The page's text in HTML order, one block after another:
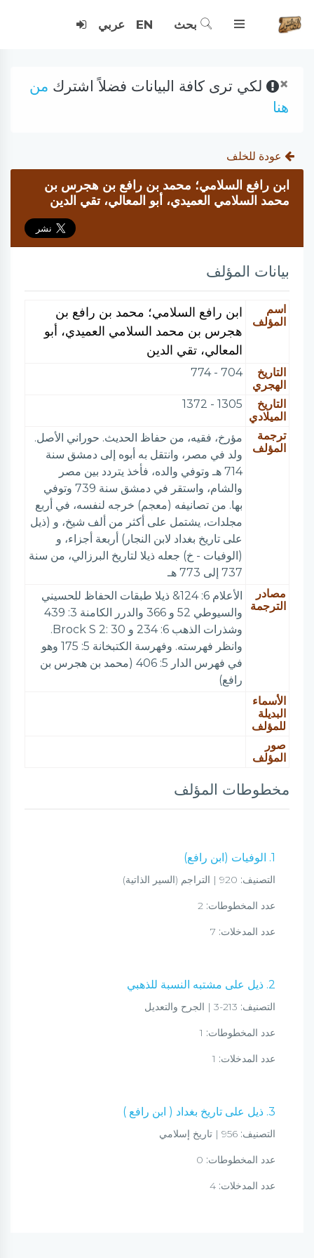
بحث EN عربي
× لكي ترى كافة البيانات فضلاً اشترك من
هنا
عودة للخلف
ابن رافع السلامي؛ محمد بن رافع بن هجرس بن
محمد السلامي العميدي، أبو المعالي، تقي الدين
بيانات المؤلف
اسم
المؤلف
ابن رافع السلامي؛ محمد بن رافع بن
هجرس بن محمد السلامي العميدي، أبو
المعالي، تقي الدين
التاريخ
الهجري
704 - 774
التاريخ
الميلادي
1305 - 1372
ترجمة
المؤلف
مؤرخ، فقيه، من حفاظ الحديث. حوراني الأصل.
ولد في مصر، وانتقل به أبوه إلى دمشق سنة
714 هـ وتوفي والده، فأخذ يتردد بين مصر
والشام، واستقر في دمشق سنة 739 وتوفي
بها. من تصانيفه (معجم) خرجه لنفسه، في أربع
مجلدات، يشتمل على أكثر من ألف شيخ، و (ذيل
على تاريخ بغداد لابن النجار) أربعة أجزاء، و
(الوفيات - خ) جعله ذيلا لتاريخ البرزالي، من سنة
737 إلى 773 هـ
مصادر
الترجمة
الأعلام 6: 124& ذيلا طبقات الحفاظ للحسيني
والسيوطي 52 و 366 والدرر الكامنة 3: 439
وشذرات الذهب 6: 234 و Brock S 2: 30.
وانظر فهرسته. وفهرسة الكتبخانة 5: 175 وهو
في فهرس الدار 5: 406 (محمد بن هجرس بن
رافع)
الأسماء
البديلة
للمؤلف
صور
المؤلف
مخطوطات المؤلف
1. الوفيات (ابن رافع)
التصنيف:
عدد المخطوطات:
عدد المدخلات:
2. ذيل على مشتبه النسبة للذهبي
التصنيف:
عدد المخطوطات:
عدد المدخلات:
3. ذيل على تاريخ بغداد ( ابن رافع )
التصنيف:
عدد المخطوطات:
عدد المدخلات: